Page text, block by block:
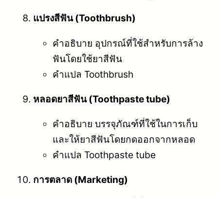
แปรงสีฟัน (Toothbrush)
คำอธิบาย อุปกรณ์ที่ใช้สำหรับการล้าง
ฟันโดยใช้ยาสีฟัน
คำแปล Toothbrush
หลอดยาสีฟัน (Toothpaste tube)
คำอธิบาย บรรจุภัณฑ์ที่ใช้ในการเก็บ
และให้ยาสีฟันโดยกดออกจากหลอด
คำแปล Toothpaste tube
การตลาด (Marketing)